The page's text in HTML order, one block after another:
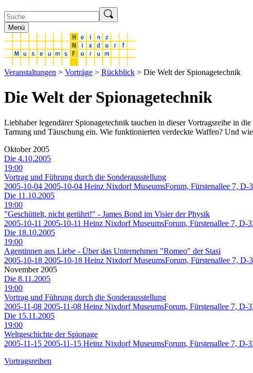
Menü
Veranstaltungen > Vorträge > Rückblick > Die Welt der Spionagetechnik
Die Welt der Spionagetechnik
Liebhaber legendärer Spionagetechnik tauchen in dieser Vortragsreihe in
Tarnung und Täuschung ein. Wie funktionierten verdeckte Waffen? Und
Oktober 2005
Die 4.10.2005
19:00
Vortrag und Führung durch die Sonderausstellung
2005-10-04 2005-10-04 Heinz Nixdorf MuseumsForum, Fürstenallee 7, D-
Die 11.10.2005
19:00
"Geschüttelt, nicht gerührt!" - James Bond im Visier der Physik
2005-10-11 2005-10-11 Heinz Nixdorf MuseumsForum, Fürstenallee 7, D-
Die 18.10.2005
19:00
Agentinnen aus Liebe - Über das Unternehmen "Romeo" der Stasi
2005-10-18 2005-10-18 Heinz Nixdorf MuseumsForum, Fürstenallee 7, D-
November 2005
Die 8.11.2005
19:00
Vortrag und Führung durch die Sonderausstellung
2005-11-08 2005-11-08 Heinz Nixdorf MuseumsForum, Fürstenallee 7, D-
Die 15.11.2005
19:00
Weltgeschichte der Spionage
2005-11-15 2005-11-15 Heinz Nixdorf MuseumsForum, Fürstenallee 7, D-
Vortragsreihen